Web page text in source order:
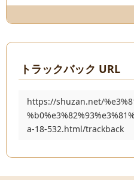
トラックバック URL
https://shuzan.net/
a-18-532.html/trackback